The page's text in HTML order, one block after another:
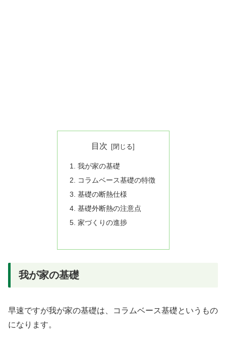
目次
我が家の基礎
コラムベース基礎の特徴
基礎の断熱仕様
基礎外断熱の注意点
家づくりの進捗
我が家の基礎
早速ですが我が家の基礎は、コラムベース基礎というもの
になります。